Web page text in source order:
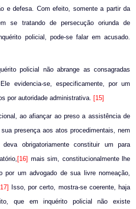
e defesa. Com efeito, somente a partir da
se tratando de persecução oriunda de
policial, pode-se falar em acusado.
policial não abrange as consagradas
evidencia-se, especificamente, por um
por autoridade administrativa. [15]
ao afiançar ao preso a assistência de
presença aos atos procedimentais, nem
obrigatoriamente constituir um para
[16] mais sim, constitucionalmente lhe
por um advogado de sua livre nomeação,
Isso, por certo, mostra-se coerente, haja
que em inquérito policial não existe